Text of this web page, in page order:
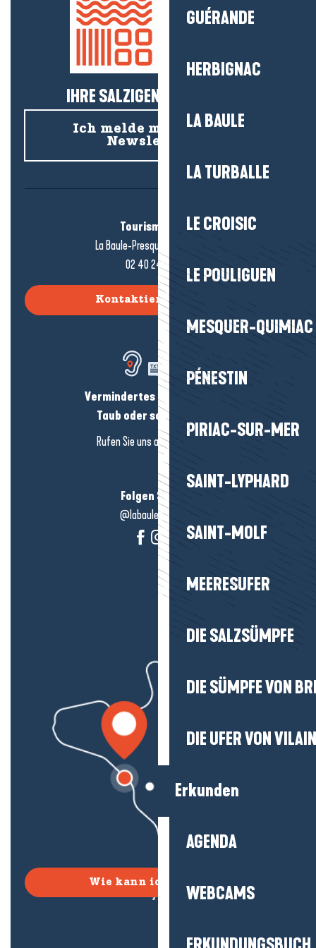
GUÉRANDE
HERBIGNAC
LA BAULE
LA TURBALLE
LE CROISIC
LE POULIGUEN
MESQUER-QUIMIAC
PÉNESTIN
PIRIAC-SUR-MER
SAINT-LYPHARD
SAINT-MOLF
MEERESUFER
DIE SALZSÜMPFE
DIE SÜMPFE VON
DIE UFER VON
Erkunden
AGENDA
WEBCAMS
IHRE SALZIGEN NEUIGKEITEN!
Ich melde mich für den
Newsletter an
Tourismusbüro
La Baule-Presqu'île de Guérande
02 40 24 34 44
Kontaktieren Sie uns
Vermindertes Hörvermögen?
Taub oder schwerhörig?
Rufen Sie uns an in
Folgen Sie uns!
@labauleguérande
Wie kann ich kommen?